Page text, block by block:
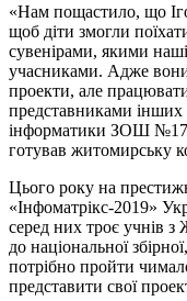
«Нам пощастило, що
щоб діти змогли
сувенірами, якими
учасниками. Адже
проекти, але
представниками інших
інформатики ЗОШ
готував житомирську
Цього року на
«Інфоматрікс-2019»
серед них троє учнів
до національної
потрібно пройти
представити свої